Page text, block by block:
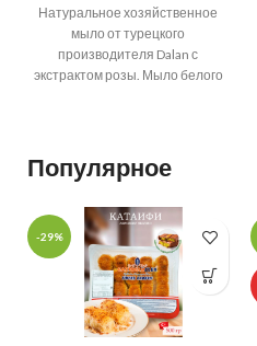
Натуральное хозяйственное
мыло от турецкого
производителя Dalan с
экстрактом розы. Мыло белого
Популярное
-29%